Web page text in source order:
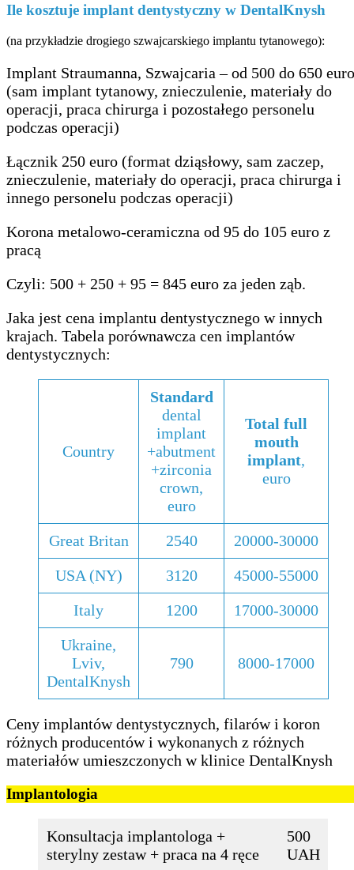
Ile kosztuje implant dentystyczny w DentalKnysh
(na przykładzie drogiego szwajcarskiego implantu tytanowego):
Implant Straumanna, Szwajcaria – od 500 do 650 euro
(sam implant tytanowy, znieczulenie, materiały do ​​
operacji, praca chirurga i pozostałego personelu
podczas operacji)
Łącznik 250 euro (format dziąsłowy, sam zaczep,
znieczulenie, materiały do ​​operacji, praca chirurga i
innego personelu podczas operacji)
Korona metalowo-ceramiczna od 95 do 105 euro z
pracą
Czyli: 500 + 250 + 95 = 845 euro za jeden ząb.
Jaka jest cena implantu dentystycznego w innych
krajach. Tabela porównawcza cen implantów
dentystycznych:
Country
Standard
dental
implant
+abutment
+zirconia
crown,
euro
Total full
mouth
implant,
euro
Great Britan 2540
20000-30000
USA (NY)
3120
45000-55000
Italy
1200
17000-30000
Ukraine,
Lviv,
DentalKnysh
790 8000-17000
Ceny implantów dentystycznych, filarów i koron
różnych producentów i wykonanych z różnych
materiałów umieszczonych w klinice DentalKnysh
Implantologia
Konsultacja implantologa +
sterylny zestaw + praca na 4 ręce
500
UAH